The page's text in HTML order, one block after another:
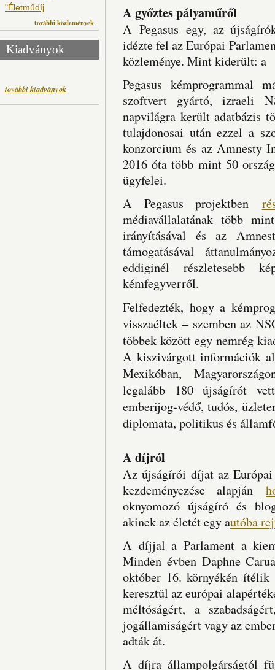
"Életműdíj
további közlemények
Kiadványok
további kiadványok
A győztes pályaműről
A Pegasus egy, az
idézte fel az Európai
közleménye. Mint kiderült: a
Pegasus kémprogrammal
szoftvert gyártó, izraeli
napvilágra került adatbázis
tulajdonosai után ezzel a
konzorcium és az Amnesty
2016 óta több mint 50
ügyfelei.
A Pegasus projektben
médiavállalatának több
irányításával és az
támogatásával
eddiginél részletesebb
kémfegyverről.
Felfedezték, hogy a
visszaéltek – szemben az
többek között egy nemrég
A kiszivárgott információk
Mexikóban,
legalább 180 újságírót
emberijog-védő, tudós,
diplomata, politikus és
A díjról
Az újságírói díjat az Európai
kezdeményezése alapján
oknyomozó újságíró és
akinek az életét egy autóba
A díjjal a Parlament a
Minden évben Daphne
október 16. környékén
keresztül az európai
méltóságért, a
jogállamiságért vagy az
adták át.
A díjra állampolgárságtól